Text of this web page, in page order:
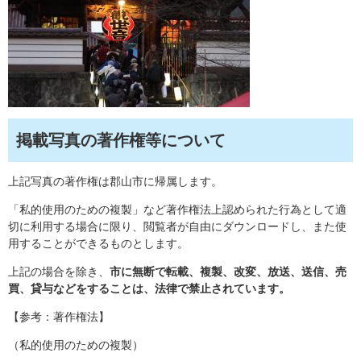
掲載写真の著作権等について
上記写真の著作権は郡山市に帰属します。
「私的使用のための複製」など著作権法上認められた行為として適
切に利用する場合に限り、閲覧者が自由にダウンロードし、また使
用することができるものとします。
上記の場合を除き、 市に無断で転載、複製、改変、放送、送信、売
買、貸与などをすることは、法律で禁止されています。
【参考：著作権法】
（私的使用のための複製）